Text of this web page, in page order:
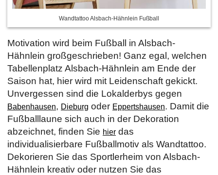
Wandtattoo Alsbach-Hähnlein Fußball
Motivation wird beim Fußball in Alsbach-
Hähnlein großgeschrieben! Ganz egal, welchen
Tabellenplatz Alsbach-Hähnlein am Ende der
Saison hat, hier wird mit Leidenschaft gekickt.
Unvergessen sind die Lokalderbys gegen
Babenhausen, Dieburg oder Eppertshausen. Damit die
Fußballlaune sich auch in der Dekoration
abzeichnet, finden Sie hier das
individualisierbare Fußballmotiv als Wandtattoo.
Dekorieren Sie das Sportlerheim von Alsbach-
Hähnlein kreativ oder nutzen Sie das